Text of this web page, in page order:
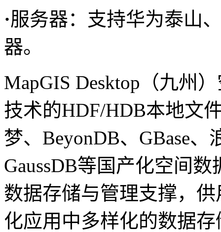
·服务器：支持华为泰山
器。
MapGIS Desktop（九州
技术的HDF/HDB本地文
梦、BeyonDB、GBase
GaussDB等国产化空间
数据存储与管理支撑，
化应用中多样化的数据